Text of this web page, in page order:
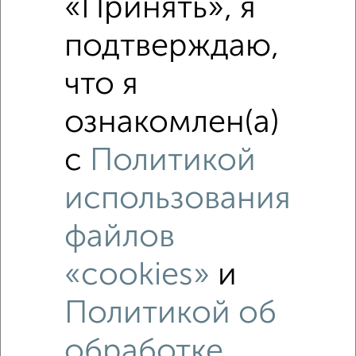
Рядом, с меньшей ценой
Недалеко от Малые Гончары 14 с ценой ниже
Комната в общежитии, 17м², 4/9 этаж
«Принять», я
подтверждаю,
что я
ознакомлен(а)
с Политикой
использования
файлов
«cookies» и
Политикой об